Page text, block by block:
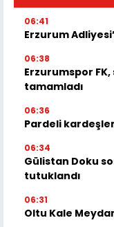
06:41
Erzurum
06:38
Erzurumspor
tamamladı
06:36
Pardeli
06:34
Gülistan Doku
tutuklandı
06:31
Oltu Kale